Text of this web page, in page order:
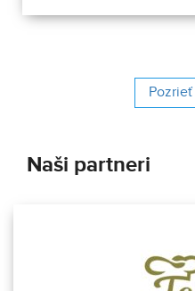
Pozrieť
Naši partneri